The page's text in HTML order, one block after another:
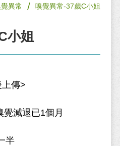
異常 / 嗅覺異常-37歲C小姐
小姐
傳>
減退已1個月
半